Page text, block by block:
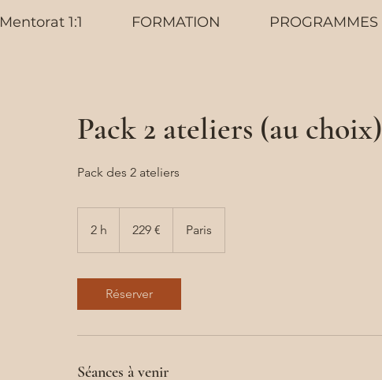
Mentorat 1:1 FORMATION PROGRAMMES
Pack 2 ateliers (au choix)
Pack des 2 ateliers
2 h
h
229 € Paris
Réserver
Séances à venir